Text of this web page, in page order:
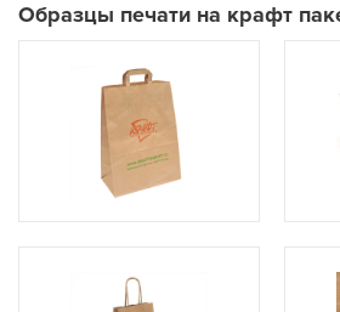
Образцы печати на крафт